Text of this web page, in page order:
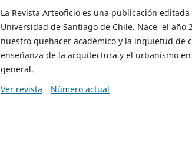
La Revista Arteoficio es una publicación
Universidad de Santiago de Chile. Nace el
nuestro quehacer académico y la inquietud de
enseñanza de la arquitectura y el urbanismo
general.
Ver revista
Número actual